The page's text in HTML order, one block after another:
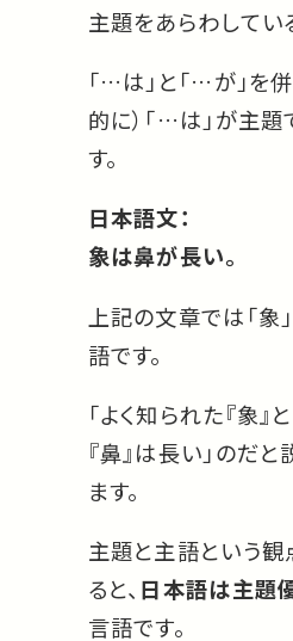
主題をあらわしてい
「…は」と「…が」を
的に）「…は」が主題
す。
日本語文：
象は鼻が長い。
上記の文章では「象
語です。
「よく知られた『象
『鼻』は長い」のだ
ます。
主題と主語という
ると、 日本語は主題
言語です。